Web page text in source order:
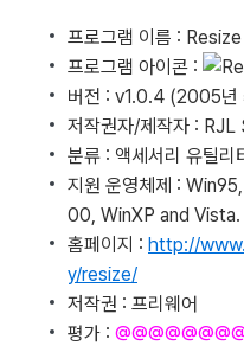
프로그램 이름 :
프로그램 아이콘 :
버전 : v1.0.4 (2005년
저작권자/제작자 :
분류 : 액세서리 유틸리
지원 운영체제 :
00, WinXP and Vista.
홈페이지 : http://
y/resize/
저작권 : 프리웨어
평가 :